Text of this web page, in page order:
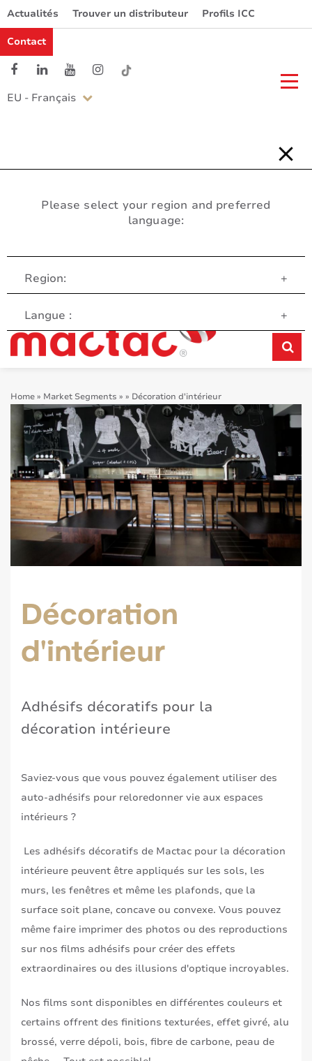
Actualités Trouver un distributeur Profils ICC
Contact
EU - Français
Please select your region and preferred
language:
Region: +
Langue : +
Service Client
Home» Market Segments » » Décoration d'intérieur
Décoration
d'intérieur
Adhésifs décoratifs pour la
décoration intérieure
Saviez-vous que vous pouvez également utiliser des
auto-adhésifs pour reloredonner vie aux espaces
intérieurs ?
Les adhésifs décoratifs de Mactac pour la décoration
intérieure peuvent être appliqués sur les sols, les
murs, les fenêtres et même les plafonds, que la
surface soit plane, concave ou convexe. Vous pouvez
même faire imprimer des photos ou des reproductions
sur nos films adhésifs pour créer des effets
extraordinaires ou des illusions d'optique incroyables.
Nos films sont disponibles en différentes couleurs et
certains offrent des finitions texturées, effet givré, alu
brossé, verre dépoli, bois, fibre de carbone, peau de